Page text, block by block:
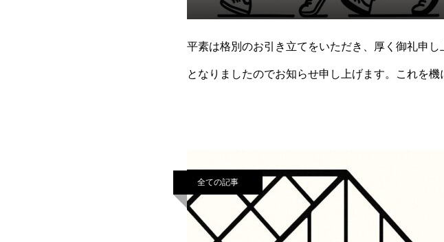
平素は格別のお引き立てをいただき、厚く御礼申
となりましたのでお知らせ申し上げます。これを
全ての記事